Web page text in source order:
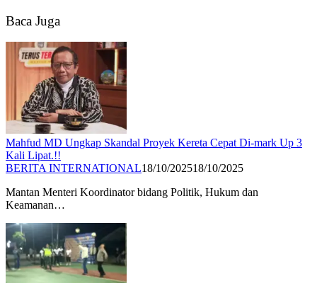
Baca Juga
Mahfud MD Ungkap Skandal Proyek Kereta Cepat Di-mark Up 3
Kali Lipat.!!
BERITA INTERNATIONAL18/10/202518/10/2025
Mantan Menteri Koordinator bidang Politik, Hukum dan
Keamanan…